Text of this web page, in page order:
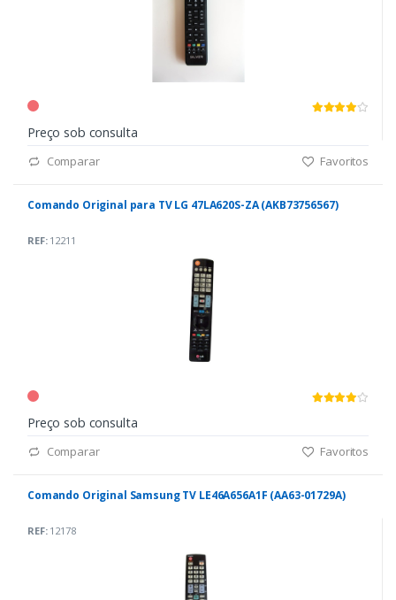
Preço sob consulta
Comparar Favoritos
Comando Original para TV LG 47LA620S-ZA (AKB73756567)
REF:12211
Preço sob consulta
Comparar Favoritos
Comando Original Samsung TV LE46A656A1F (AA63-01729A)
REF:12178